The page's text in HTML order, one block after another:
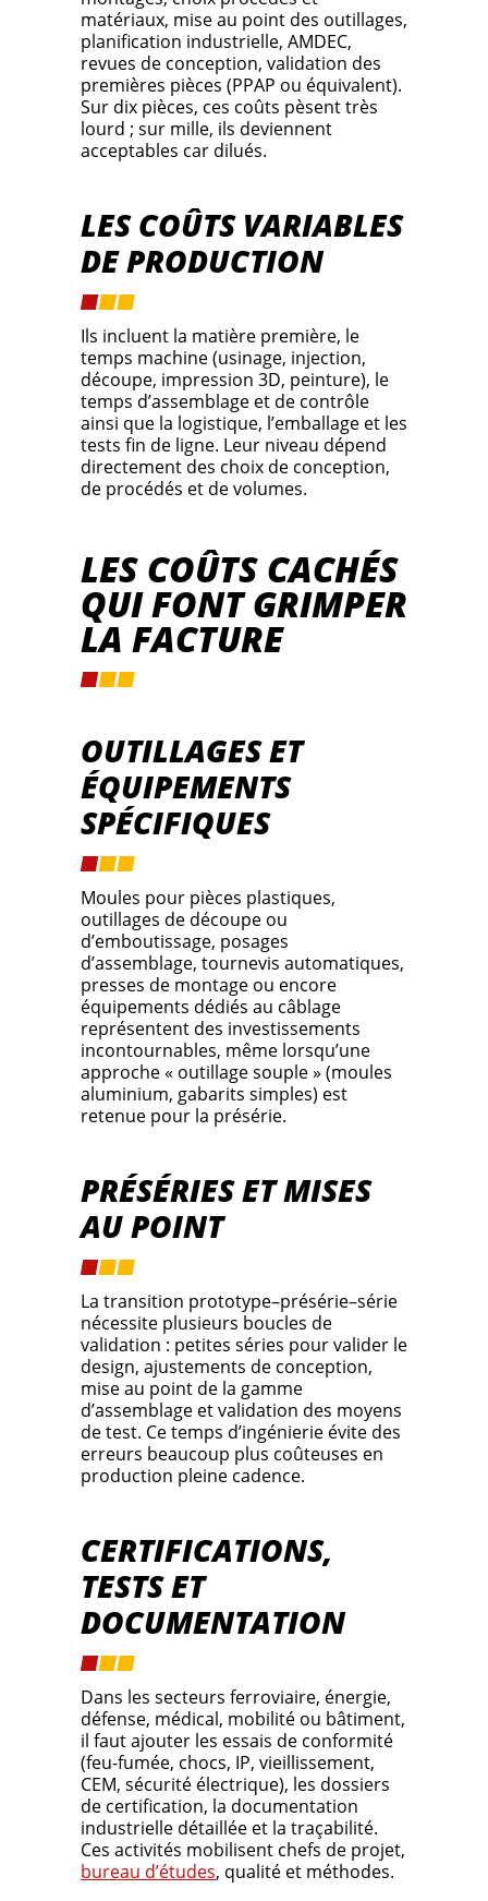
matériaux, mise au point des outillages,
planification industrielle, AMDEC,
revues de conception, validation des
premières pièces (PPAP ou équivalent).
Sur dix pièces, ces coûts pèsent très
lourd ; sur mille, ils deviennent
acceptables car dilués.
LES COÛTS VARIABLES
DE PRODUCTION
Ils incluent la matière première, le
temps machine (usinage, injection,
découpe, impression 3D, peinture), le
temps d’assemblage et de contrôle
ainsi que la logistique, l’emballage et les
tests fin de ligne. Leur niveau dépend
directement des choix de conception,
de procédés et de volumes.
LES COÛTS CACHÉS
QUI FONT GRIMPER
LA FACTURE
OUTILLAGES ET
ÉQUIPEMENTS
SPÉCIFIQUES
Moules pour pièces plastiques,
outillages de découpe ou
d’emboutissage, posages
d’assemblage, tournevis automatiques,
presses de montage ou encore
équipements dédiés au câblage
représentent des investissements
incontournables, même lorsqu’une
approche « outillage souple » (moules
aluminium, gabarits simples) est
retenue pour la présérie.
PRÉSÉRIES ET MISES
AU POINT
La transition prototype–présérie–série
nécessite plusieurs boucles de
validation : petites séries pour valider le
design, ajustements de conception,
mise au point de la gamme
d’assemblage et validation des moyens
de test. Ce temps d’ingénierie évite des
erreurs beaucoup plus coûteuses en
production pleine cadence.
CERTIFICATIONS,
TESTS ET
DOCUMENTATION
Dans les secteurs ferroviaire, énergie,
défense, médical, mobilité ou bâtiment,
il faut ajouter les essais de conformité
(feu-fumée, chocs, IP, vieillissement,
CEM, sécurité électrique), les dossiers
de certification, la documentation
industrielle détaillée et la traçabilité.
Ces activités mobilisent chefs de projet,
bureau d’études, qualité et méthodes.